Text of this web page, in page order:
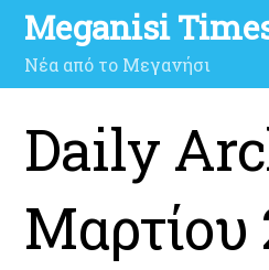
Meganisi
Νέα από το Μεγανήσι
Daily
Μαρτίου